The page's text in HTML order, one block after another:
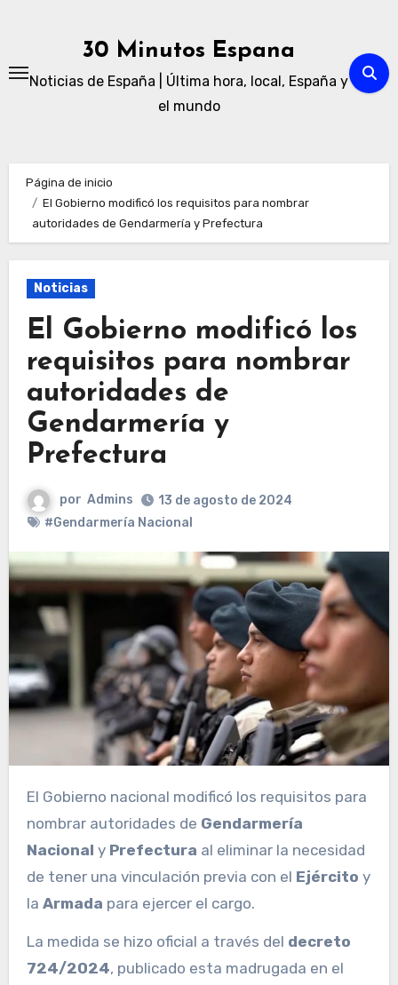
30 Minutos Espana
Noticias de España | Última hora, local, España y
el mundo
Página de inicio
El Gobierno modificó los requisitos para nombrar
autoridades de Gendarmería y Prefectura
Noticias
El Gobierno modificó los
requisitos para nombrar
autoridades de
Gendarmería y
Prefectura
por Admins
13 de agosto de 2024
#Gendarmería Nacional
El Gobierno nacional modificó los requisitos para
nombrar autoridades de Gendarmería
Nacional yPrefectura al eliminar la necesidad
de tener una vinculación previa con el Ejército y
la Armada para ejercer el cargo.
La medida se hizo oficial a través del decreto
724/2024, publicado esta madrugada en el